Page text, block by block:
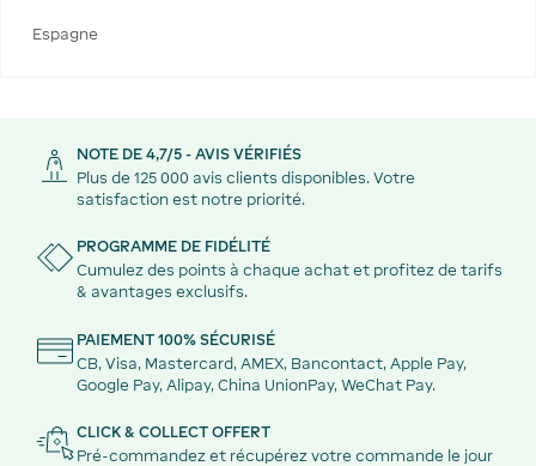
Espagne
NOTE DE 4,7/5 - AVIS VÉRIFIÉS
Plus de 125 000 avis clients disponibles. Votre
satisfaction est notre priorité.
PROGRAMME DE FIDÉLITÉ
Cumulez des points à chaque achat et profitez de tarifs
& avantages exclusifs.
PAIEMENT 100% SÉCURISÉ
CB, Visa, Mastercard, AMEX, Bancontact, Apple Pay,
Google Pay, Alipay, China UnionPay, WeChat Pay.
CLICK & COLLECT OFFERT
Pré-commandez et récupérez votre commande le jour